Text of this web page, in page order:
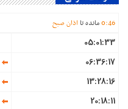
0:46 مانده تا اذان صبح
05:01:33
06:36:17
13:28:16
20:18:11